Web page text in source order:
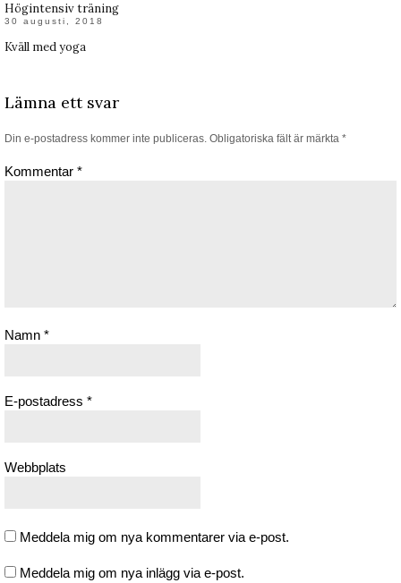
Högintensiv träning
30 augusti, 2018
Kväll med yoga
Lämna ett svar
Din e-postadress kommer inte publiceras. Obligatoriska fält är märkta *
Kommentar *
Namn *
E-postadress *
Webbplats
Meddela mig om nya kommentarer via e-post.
Meddela mig om nya inlägg via e-post.